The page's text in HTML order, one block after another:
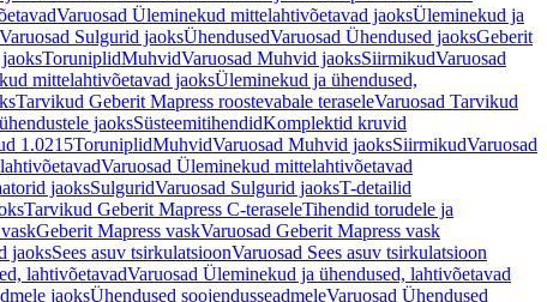
Varuosad Üleminekud mittelahtivõetavad jaoksÜleminekud ja
Varuosad Sulgurid jaoksÜhendusedVaruosad Ühendused jaoksGeberit
ToruniplidMuhvidVaruosad Muhvid jaoksSiirmikudVaruosad
mittelahtivõetavad jaoksÜleminekud ja ühendused,
Tarvikud Geberit Mapress roostevabale teraseleVaruosad Tarvikud
jaoksSüsteemitihendidKomplektid kruvid
1.0215ToruniplidMuhvidVaruosad Muhvid jaoksSiirmikudVaruosad
Varuosad Üleminekud mittelahtivõetavad
jaoksSulguridVaruosad Sulgurid jaoksT-detailid
Tarvikud Geberit Mapress C-teraseleTihendid torudele ja
Geberit Mapress vaskVaruosad Geberit Mapress vask
jaoksSees asuv tsirkulatsioonVaruosad Sees asuv tsirkulatsioon
lahtivõetavadVaruosad Üleminekud ja ühendused, lahtivõetavad
jaoksÜhendused soojendusseadmeleVaruosad Ühendused